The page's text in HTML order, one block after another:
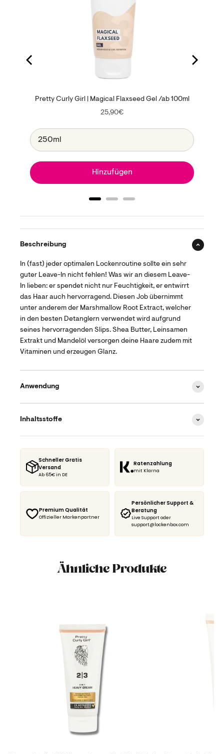
Pretty Curly Girl | Magical Flaxseed Gel /ab 100ml
Price
25,90€
Hinzufügen
Beschreibung
In (fast) jeder optimalen Lockenroutine sollte ein sehr
guter Leave-In nicht fehlen! Was wir an diesem Leave-
In lieben: er spendet nicht nur Feuchtigkeit, er entwirrt
das Haar auch hervorragend. Diesen Job übernimmt
unter anderem der Marshmallow Root Extract, welcher
in den besten Detanglern verwendet wird aufgrund
seines hervorragenden Slips. Shea Butter, Leinsamen
Extrakt und Mandelöl versorgen deine Haare zudem mit
Vitaminen und erzeugen Glanz.
Anwendung
Inhaltsstoffe
Schneller Gratis
Versand
Ab 65€ in DE
Ratenzahlung
mit Klarna
Premium Qualität
Offizieller Markenpartner
Persönlicher Support &
Beratung
Live Support oder
support@lockenbox.com
Ähnliche Produkte